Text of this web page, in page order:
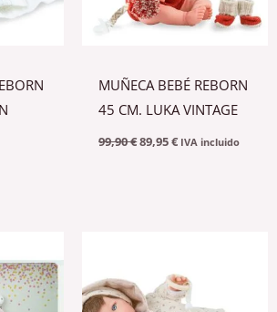
MUÑECA BEBÉ REBORN
45 CM. LUKA VINTAGE
99,90€89,95€ IVA incluido